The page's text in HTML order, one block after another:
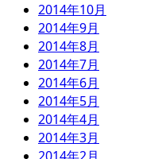
2014年10月
2014年9月
2014年8月
2014年7月
2014年6月
2014年5月
2014年4月
2014年3月